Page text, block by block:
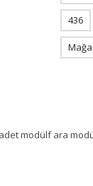
436
modülf ara